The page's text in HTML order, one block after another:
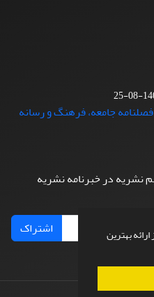
بهترین
نشریه در خبرنامه نشریه
اشتراک